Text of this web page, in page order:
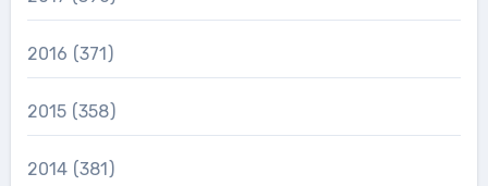
2016 (371)
2015 (358)
2014 (381)